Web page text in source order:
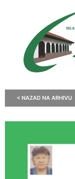
< NAZAD NA ARHIVU